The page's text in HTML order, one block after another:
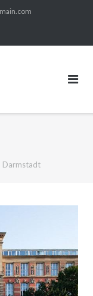
Darmstadt